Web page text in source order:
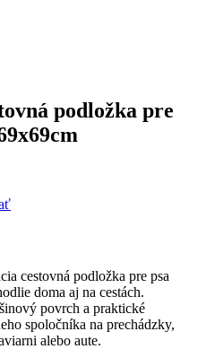
podložka pre
cestovná podložka pre psa
doma aj na cestách.
povrch a praktické
spoločníka na prechádzky,
alebo aute.